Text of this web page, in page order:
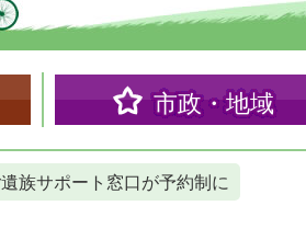
市政・地域
族サポート窓口が予約制に